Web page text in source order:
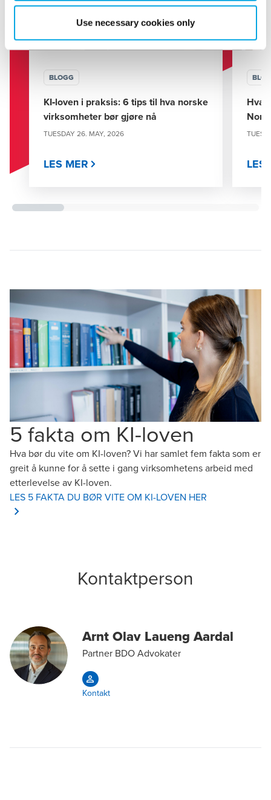
Use necessary cookies only
BLOGG
KI‑loven i praksis: 6 tips til hva norske
virksomheter bør gjøre nå
TUESDAY 26. MAY, 2026
LES MER
Hva
LES
5 fakta om KI-loven
Hva bør du vite om KI-loven? Vi har samlet fem fakta som er
greit å kunne for å sette i gang virksomhetens arbeid med
etterlevelse av KI-loven.
LES 5 FAKTA DU BØR VITE OM KI-LOVEN HER
Kontaktperson
Arnt Olav Laueng Aardal
Partner BDO Advokater
Kontakt